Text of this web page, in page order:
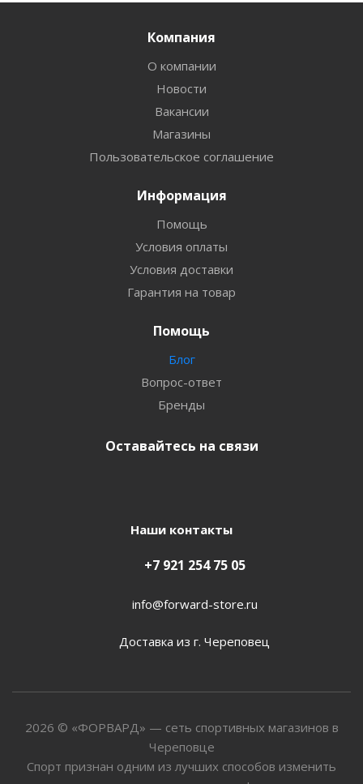
Компания
О компании
Новости
Вакансии
Магазины
Пользовательское соглашение
Информация
Помощь
Условия оплаты
Условия доставки
Гарантия на товар
Помощь
Блог
Вопрос-ответ
Бренды
Оставайтесь на связи
Наши контакты
+7 921 254 75 05
info@forward-store.ru
Доставка из г. Череповец
2026 © «ФОРВАРД» — сеть спортивных магазинов в
Череповце
Спорт признан одним из лучших способов изменить